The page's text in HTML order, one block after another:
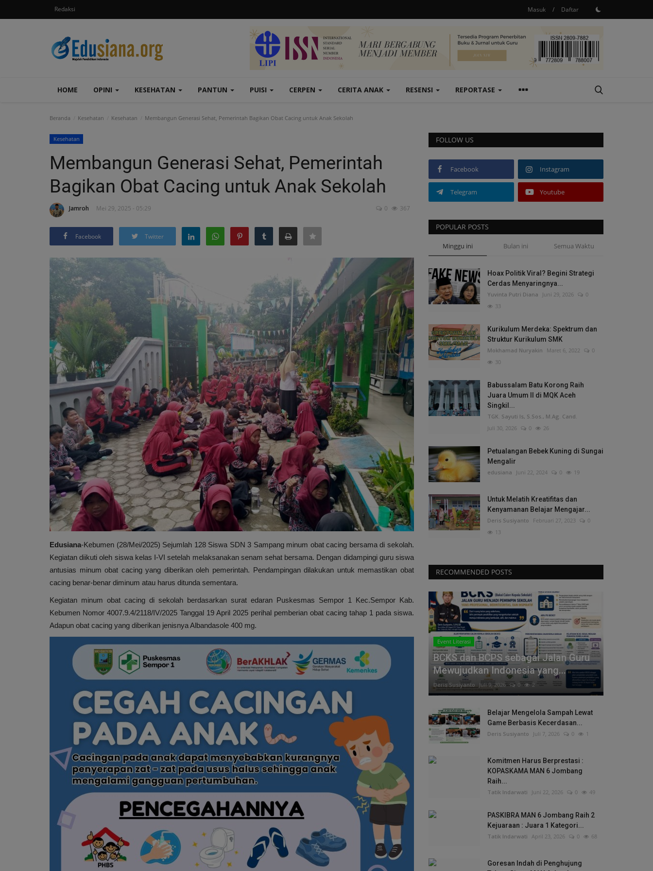
Redaksi Masuk / Daftar
HOME OPINI KESEHATAN PANTUN PUISI CERPEN CERITA ANAK RESENSI REPORTASE
Beranda Kesehatan Kesehatan Membangun Generasi Sehat, Pemerintah Bagikan Obat Cacing untuk Anak Sekolah
Kesehatan
Membangun Generasi Sehat, Pemerintah
Bagikan Obat Cacing untuk Anak Sekolah
Jamroh Mei 29, 2025 - 05:29 0 367
Facebook Twitter
Edusiana-Kebumen (28/Mei/2025) Sejumlah 128 Siswa SDN 3 Sampang minum obat cacing bersama di sekolah.
Kegiatan diikuti oleh siswa kelas I-VI setelah melaksanakan senam sehat bersama. Dengan didampingi guru siswa
antusias minum obat cacing yang diberikan oleh pemerintah. Pendampingan dilakukan untuk memastikan obat
cacing benar-benar diminum atau harus ditunda sementara.
Kegiatan minum obat cacing di sekolah berdasarkan surat edaran Puskesmas Sempor 1 Kec.Sempor Kab.
Kebumen Nomor 4007.9.4/2118/IV/2025 Tanggal 19 April 2025 perihal pemberian obat cacing tahap 1 pada siswa.
Adapun obat cacing yang diberikan jenisnya Albandasole 400 mg.
FOLLOW US
Facebook Instagram
Telegram Youtube
POPULAR POSTS
Minggu ini Bulan ini Semua Waktu
Hoax Politik Viral? Begini Strategi
Cerdas Menyaringnya...
Yuvinta Putri Diana Juni 29, 2026
0
33
Kurikulum Merdeka: Spektrum dan
Struktur Kurikulum SMK
Mokhamad Nuryakin Maret 6, 2022
0
30
Babussalam Batu Korong Raih
Juara Umum II di MQK Aceh
Singkil...
TGK. Sayuti Is, S.Sos., M.Ag. Cand.
Juli 30, 2026
0 26
Petualangan Bebek Kuning di Sungai
Mengalir
edusiana Juni 22, 2024 0 19
Untuk Melatih Kreatifitas dan
Kenyamanan Belajar Mengajar...
Deris Susiyanto Februari 27, 2023
0
13
RECOMMENDED POSTS
Event Literasi
BCKS dan BCPS sebagai Jalan Guru
Mewujudkan Indonesia yang...
Deris Susiyanto Juli 9, 2026 0 2
Belajar Mengelola Sampah Lewat
Game Berbasis Kecerdasan...
Deris Susiyanto Juli 7, 2026 0 1
Komitmen Harus Berprestasi :
KOPASKAMA MAN 6 Jombang
Raih...
Tatik Indarwati Juni 22, 2026 0 49
PASKIBRA MAN 6 Jombang Raih 2
Kejuaraan : Juara 1 Kategori...
Tatik Indarwati April 23, 2026 0 68
Goresan Indah di Penghujung